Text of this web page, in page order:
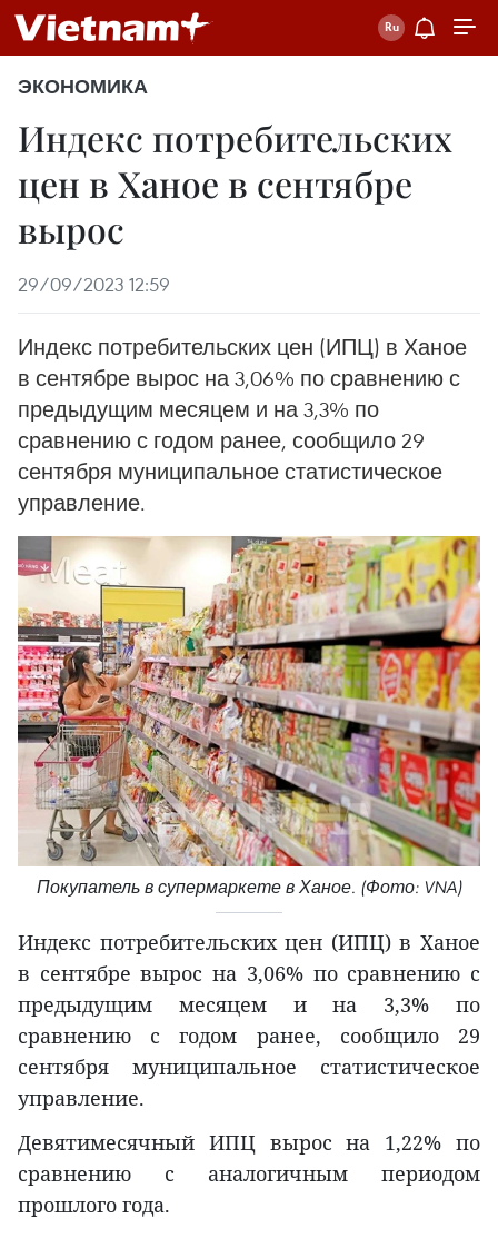
ЭКОНОМИКА
Индекс потребительских
цен в Ханое в сентябре
вырос
29/09/2023 12:59
Индекс потребительских цен (ИПЦ) в Ханое
в сентябре вырос на 3,06% по сравнению с
предыдущим месяцем и на 3,3% по
сравнению с годом ранее, сообщило 29
сентября муниципальное статистическое
управление.
Покупатель в супермаркете в Ханое. (Фото: VNA)
Индекс потребительских цен (ИПЦ) в Ханое
в сентябре вырос на 3,06% по сравнению с
предыдущим месяцем и на 3,3% по
сравнению с годом ранее, сообщило 29
сентября муниципальное статистическое
управление.
Девятимесячный ИПЦ вырос на 1,22% по
сравнению с аналогичным периодом
прошлого года.